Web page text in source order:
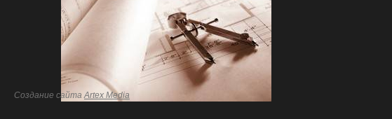
Создание сайтаArtex Media